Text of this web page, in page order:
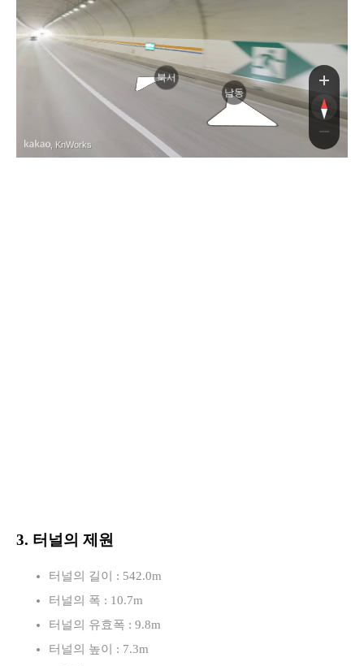
북서
남동
, KnWorks
3. 터널의 제원
터널의 길이 : 542.0m
터널의 폭 : 10.7m
터널의 유효폭 : 9.8m
터널의 높이 : 7.3m